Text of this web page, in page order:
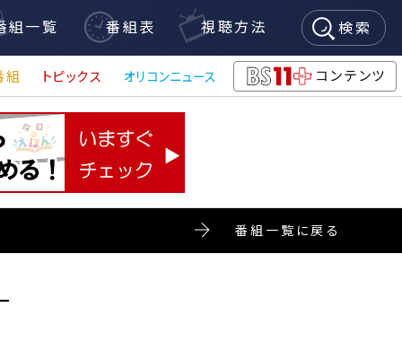
組一覧 番組表 視聴方法 検索
組 トピックス
オリコンニュース
BS11+
コンテンツ
番組一覧に戻る